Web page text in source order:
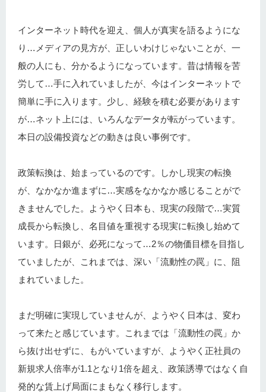
インターネット時代を迎え、個人が真実を語るようにな
り…メディアの見方が、正しいわけじゃないことが、一
般の人にも、分かるようになっています。昔は情報を苦
労して…手に入れていましたが、今はインターネットで
簡単に手に入ります。少し、経験を積む必要があります
が…ネット上には、いろんなデータが転がっています。
本日の設備投資などの動きは良い事例です。
政策転換は、始まっているのです。しかし現実の転換
が、なかなか進まずに…実感をなかなか感じることがで
きませんでした。ようやく日本も、現実の段階で…実質
成長から転換し、名目値を重視する現実に転換し始めて
います。日銀が、必死になって…2％の物価目標を目指し
ていましたが、これまでは、深い「流動性の罠」に、阻
まれていました。
まだ明確に実現していませんが、ようやく日本は、変わ
って来たと感じています。これまでは「流動性の罠」か
ら抜け出せずに、もがいていますが、ようやく正社員の
新規求人倍率が1.1となり1倍を超え、政策誘導ではなく自
発的な賃上げ局面にまもなく移行します。